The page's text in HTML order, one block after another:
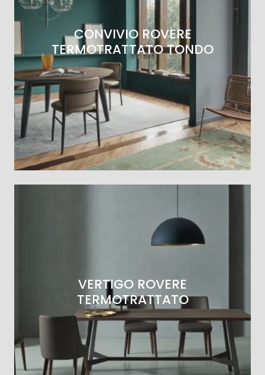
CONVIVIO ROVERE
TERMOTRATTATO TONDO
VERTIGO ROVERE
TERMOTRATTATO